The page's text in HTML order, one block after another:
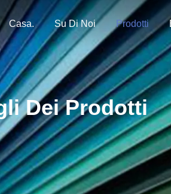
Casa. Su Di Noi Prodotti
Dei Prodotti